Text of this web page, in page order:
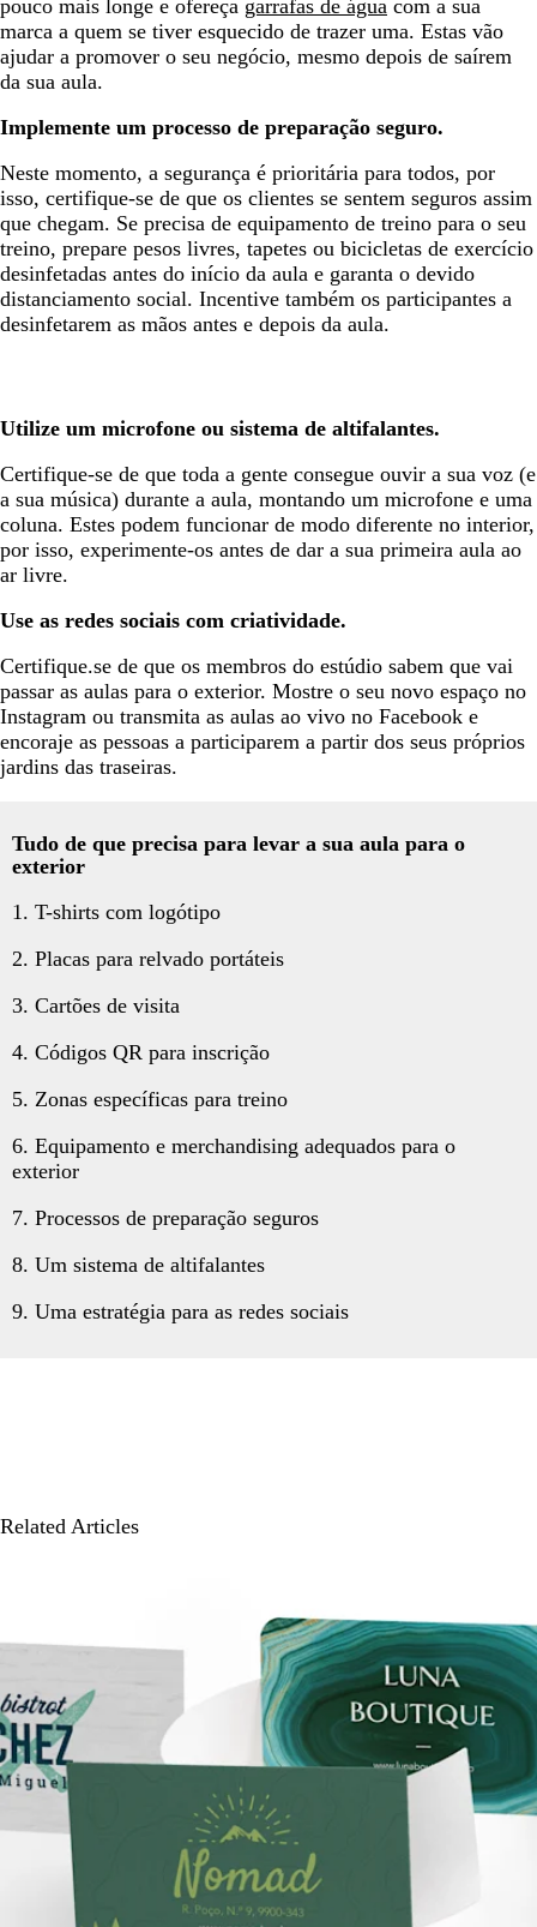
pouco mais longe e ofereça garrafas de água com a sua
marca a quem se tiver esquecido de trazer uma. Estas vão
ajudar a promover o seu negócio, mesmo depois de saírem
da sua aula.
Implemente um processo de preparação seguro.
Neste momento, a segurança é prioritária para todos, por
isso, certifique-se de que os clientes se sentem seguros assim
que chegam. Se precisa de equipamento de treino para o seu
treino, prepare pesos livres, tapetes ou bicicletas de exercício
desinfetadas antes do início da aula e garanta o devido
distanciamento social. Incentive também os participantes a
desinfetarem as mãos antes e depois da aula.
Utilize um microfone ou sistema de altifalantes.
Certifique-se de que toda a gente consegue ouvir a sua voz (e
a sua música) durante a aula, montando um microfone e uma
coluna. Estes podem funcionar de modo diferente no interior,
por isso, experimente-os antes de dar a sua primeira aula ao
ar livre.
Use as redes sociais com criatividade.
Certifique.se de que os membros do estúdio sabem que vai
passar as aulas para o exterior. Mostre o seu novo espaço no
Instagram ou transmita as aulas ao vivo no Facebook e
encoraje as pessoas a participarem a partir dos seus próprios
jardins das traseiras.
Tudo de que precisa para levar a sua aula para o
exterior
1. T-shirts com logótipo
2. Placas para relvado portáteis
3. Cartões de visita
4. Códigos QR para inscrição
5. Zonas específicas para treino
6. Equipamento e merchandising adequados para o
exterior
7. Processos de preparação seguros
8. Um sistema de altifalantes
9. Uma estratégia para as redes sociais
Related Articles